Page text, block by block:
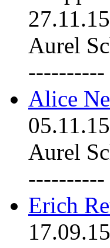
27.11.15
Aurel
----------
Alice
05.11.15
Aurel
----------
Erich
17.09.15